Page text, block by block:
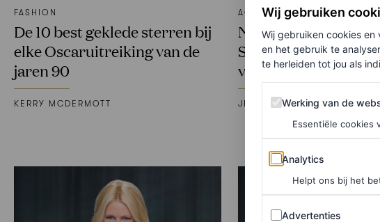
FASHION
De 10 best geklede sterren bij
elke Oscaruitreiking van de
jaren 90
KERRY MCDERMOTT
ACCESSOIRES
Na Bella Hadid
Schiffer dé
van 2026
JESSICA SCEMAMA
Wij gebruiken
Wij gebruiken cookies
en het gebruik te
te herleiden tot jou als
Werking van de website
Werking van de
Essentiële cookies
Analytics
Analytics
Helpt ons bij het
Advertenties
Advertenties